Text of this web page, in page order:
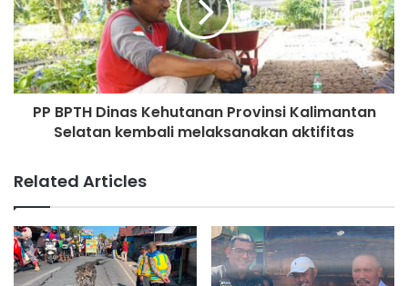
PP BPTH Dinas Kehutanan Provinsi Kalimantan
Selatan kembali melaksanakan aktifitas
Related Articles